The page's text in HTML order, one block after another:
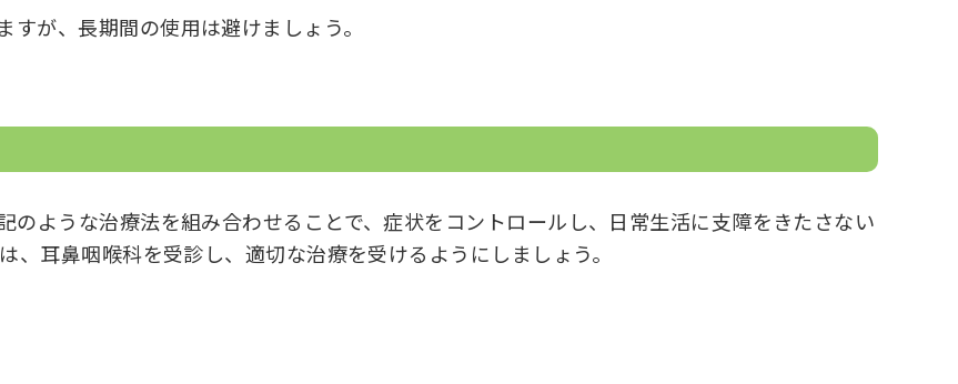
が、長期間の使用は避けましょう。
のような治療法を組み合わせることで、症状をコントロールし、日常生活に支障をきたさない
耳鼻咽喉科を受診し、適切な治療を受けるようにしましょう。